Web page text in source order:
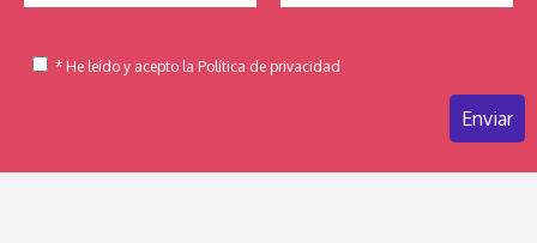
* He leído y acepto la Política de privacidad